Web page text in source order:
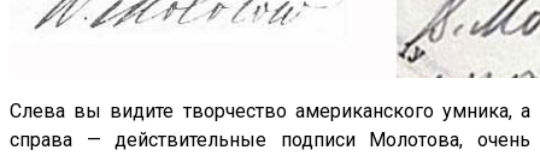
Слева вы видите творчество американского умника, а
справа — действительные подписи Молотова, очень